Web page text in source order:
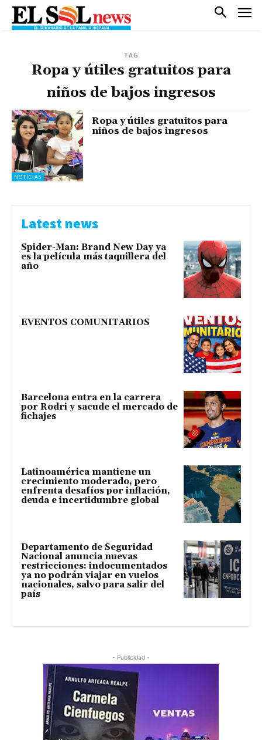
TAG
Ropa y útiles gratuitos para
niños de bajos ingresos
NOTICIAS
Ropa y útiles gratuitos para
niños de bajos ingresos
Latest news
Spider-Man: Brand New Day ya
es la película más taquillera del
año
EVENTOS COMUNITARIOS
Barcelona entra en la carrera
por Rodri y sacude el mercado de
fichajes
Latinoamérica mantiene un
crecimiento moderado, pero
enfrenta desafíos por inflación,
deuda e incertidumbre global
Departamento de Seguridad
Nacional anuncia nuevas
restricciones: indocumentados
ya no podrán viajar en vuelos
nacionales, salvo para salir del
país
- Publicidad -